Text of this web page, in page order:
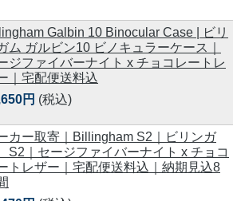
Galbin 10 Binocular Case | ビリ
ム ガルビン10 ビノキュラーケース｜
ジファイバーナイト x チョコレートレ
｜宅配便送料込
円 (税込)
カー取寄｜Billingham S2｜ビリンガ
｜セージファイバーナイト x チョコ
トレザー｜宅配便送料込｜納期見込8